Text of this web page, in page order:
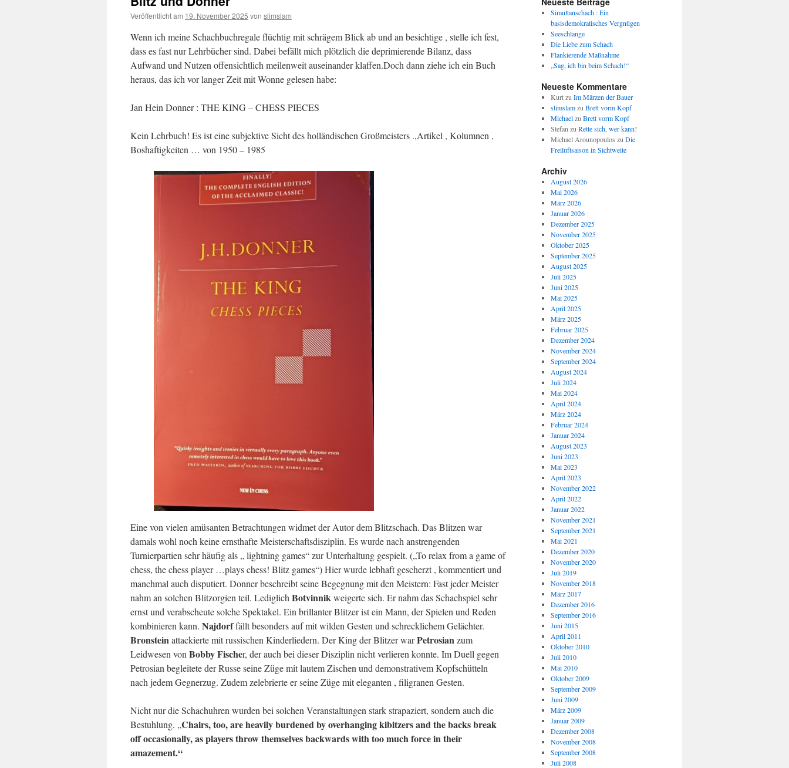
Veröffentlicht am 19. November 2025 von slimslam
Wenn ich meine Schachbuchregale flüchtig mit schrägem Blick ab und an besichtige , stelle ich fest,
dass es fast nur Lehrbücher sind. Dabei befällt mich plötzlich die deprimierende Bilanz, dass
Aufwand und Nutzen offensichtlich meilenweit auseinander klaffen.Doch dann ziehe ich ein Buch
heraus, das ich vor langer Zeit mit Wonne gelesen habe:
Jan Hein Donner : THE KING – CHESS PIECES
Kein Lehrbuch! Es ist eine subjektive Sicht des holländischen Großmeisters .,Artikel , Kolumnen ,
Boshaftigkeiten … von 1950 – 1985
Eine von vielen amüsanten Betrachtungen widmet der Autor dem Blitzschach. Das Blitzen war
damals wohl noch keine ernsthafte Meisterschaftsdisziplin. Es wurde nach anstrengenden
Turnierpartien sehr häufig als „ lightning games“ zur Unterhaltung gespielt. („To relax from a game of
chess, the chess player …plays chess! Blitz games“) Hier wurde lebhaft gescherzt , kommentiert und
manchmal auch disputiert. Donner beschreibt seine Begegnung mit den Meistern: Fast jeder Meister
nahm an solchen Blitzorgien teil. Lediglich Botvinnikweigerte sich. Er nahm das Schachspiel sehr
ernst und verabscheute solche Spektakel. Ein brillanter Blitzer ist ein Mann, der Spielen und Reden
kombinieren kann. Najdorffällt besonders auf mit wilden Gesten und schrecklichem Gelächter.
Bronsteinattackierte mit russischen Kinderliedern. Der King der Blitzer warPetrosianzum
Leidwesen von Bobby Fischer, der auch bei dieser Disziplin nicht verlieren konnte. Im Duell gegen
Petrosian begleitete der Russe seine Züge mit lautem Zischen und demonstrativem Kopfschütteln
nach jedem Gegnerzug. Zudem zelebrierte er seine Züge mit eleganten , filigranen Gesten.
Nicht nur die Schachuhren wurden bei solchen Veranstaltungen stark strapaziert, sondern auch die
Bestuhlung. „Chairs, too, are heavily burdened by overhanging kibitzers and the backs break
off occasionally, as players throw themselves backwards with too much force in their
amazement.“
Simultanschach : Ein
basisdemokratisches Vergnügen
Seeschlange
Die Liebe zum Schach
Flankierende Maßnahme
„Sag, ich bin beim Schach!“
Neueste Kommentare
Kurtzu Im Märzen der Bauer
slimslamzu Brett vorm Kopf
Michaelzu Brett vorm Kopf
Stefan zu Rette sich, wer kann!
Michael Arounopoulos zu Die
Freiluftsaison in Sichtweite
Archiv
August 2026
Mai 2026
März 2026
Januar 2026
Dezember 2025
November 2025
Oktober 2025
September 2025
August 2025
Juli 2025
Juni 2025
Mai 2025
April 2025
März 2025
Februar 2025
Dezember 2024
November 2024
September 2024
August 2024
Juli 2024
Mai 2024
April 2024
März 2024
Februar 2024
Januar 2024
August 2023
Juni 2023
Mai 2023
April 2023
November 2022
April 2022
Januar 2022
November 2021
September 2021
Mai 2021
Dezember 2020
November 2020
Juli 2019
November 2018
März 2017
Dezember 2016
September 2016
Juni 2015
April 2011
Oktober 2010
Juli 2010
Mai 2010
Oktober 2009
September 2009
Juni 2009
März 2009
Januar 2009
Dezember 2008
November 2008
September 2008
Juli 2008